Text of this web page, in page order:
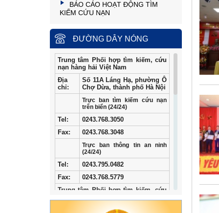
BÁO CÁO HOẠT ĐỘNG TÌM
KIẾM CỨU NẠN
ĐƯỜNG DÂY NÓNG
Trung tâm Phối hợp tìm kiếm, cứu
nạn hàng hải Việt Nam
Địa
chỉ:
Số 11A Láng Hạ, phường Ô
Chợ Dừa, thành phố Hà Nội
Trực ban tìm kiếm cứu nạn
trên biển (24/24)
Tel :
0243.768.3050
Fax:
0243.768.3048
Trực ban thông tin an ninh
(24/24)
Tel:
0243.795.0482
Fax:
0243.768.5779
Trung tâm Phối hợp tìm kiếm, cứu
34/33 Ngô Quyền, phường